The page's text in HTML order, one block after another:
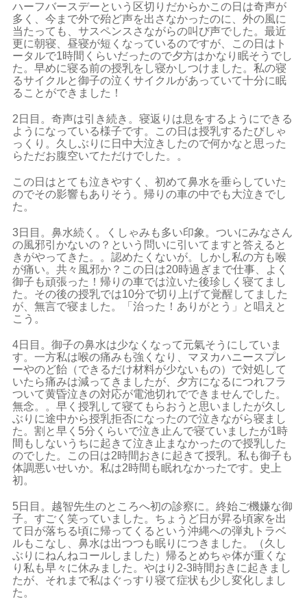
ハーフバースデーという区切りだからかこの日は奇声が
多く、今まで外で殆ど声を出さなかったのに、外の風に
当たっても、サスペンスさながらの叫び声でした。最近
更に朝寝、昼寝が短くなっているのですが、この日はト
ータルで1時間くらいだったので夕方はかなり眠そうでし
た。早めに寝る前の授乳をし寝かしつけました。私の寝
るサイクルと御子の泣くサイクルがあっていて十分に眠
ることができました！
2日目。奇声は引き続き。寝返りは息をするようにできる
ようになっている様子です。この日は授乳するたびしゃ
っくり。久しぶりに日中大泣きしたので何かなと思った
らただお腹空いてただけでした。。
この日はとても泣きやすく、初めて鼻水を垂らしていた
のでその影響もありそう。帰りの車の中でも大泣きでし
た。
3日目。鼻水続く。くしゃみも多い印象。ついにみなさん
の風邪引かないの？という問いに引いてますと答えると
きがやってきた。。認めたくないが。しかし私の方も喉
が痛い。共々風邪か？この日は20時過ぎまで仕事、よく
御子も頑張った！帰りの車では泣いた後珍しく寝てまし
た。その後の授乳では10分で切り上げて覚醒してました
が、無言で寝ました。「治った！ありがとう」と唱えと
こう。
4日目。御子の鼻水は少なくなって元氣そうにしていま
す。一方私は喉の痛みも強くなり、マヌカハニースプレ
ーやのど飴（できるだけ材料が少ないもの）で対処して
いたら痛みは減ってきましたが、夕方になるにつれフラ
ついて黄昏泣きの対応が電池切れでできませんでした。
無念。。早く授乳して寝てもらおうと思いましたが久し
ぶりに途中から授乳拒否になったので泣きながら寝まし
た。割と早く5分くらいで泣き止んで寝ていましたが1時
間もしないうちに起きて泣き止まなかったので授乳した
のでした。この日は2時間おきに起きて授乳。私も御子も
体調悪いせいか。私は2時間も眠れなかったです。史上
初。
5日目。越智先生のところへ初の診察に。終始ご機嫌な御
子。すごく笑っていました。ちょうど日が昇る頃家を出
て日が落ちる頃に帰ってくるという沖縄への弾丸トラベ
ルもこなし、鼻水は出つつも眠りにつきました。（久し
ぶりにねんねコールしました）帰るとめちゃ体が重くな
り私も早々に休みました。やはり2-3時間おきに起きまし
たが、それまで私はぐっすり寝て症状も少し変化しまし
た。